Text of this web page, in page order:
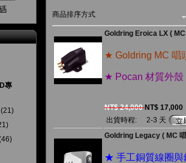
專
(21)
商品排序方式
Goldring Eroica LX (
★ Goldring MC 唱
★ Pocan 材質外殼
NT$ 24,000NT$ 17,000
出貨時程:
2-3 天
Goldring Legacy ( MC
★ 手工銅質線圈與